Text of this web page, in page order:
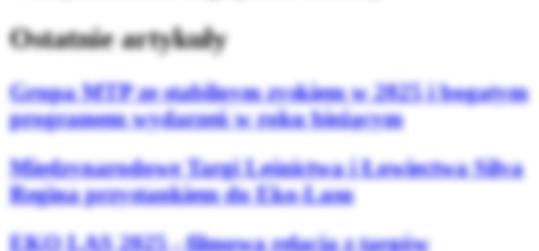
Ostatnie artykuły
Grupa MTP ze stabilnym zyskiem w 2025 i bogatym
programem wydarzeń w roku bieżącym
Międzynarodowe Targi Leśnictwa i Łowiectwa Silva
Regina przystankiem do Eko-Lasu
EKO LAS 2025 - filmowa relacja z targów